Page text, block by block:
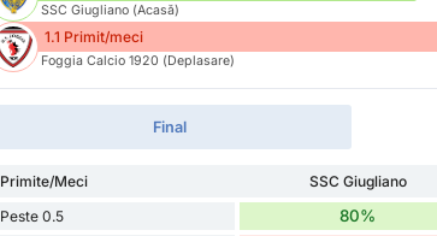
SSC Giugliano (Acasă)
1.1 Primit/meci
Foggia Calcio 1920 (Deplasare)
Final
Primite/Meci SSC Giugliano
Peste 0.5
80%